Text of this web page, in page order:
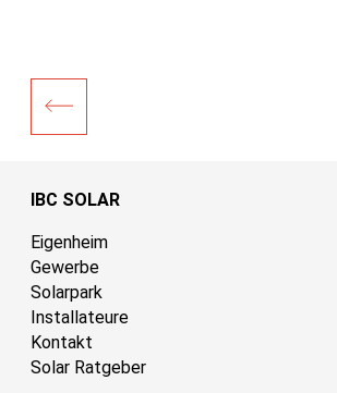
IBC SOLAR
Eigenheim
Gewerbe
Solarpark
Installateure
Kontakt
Solar Ratgeber